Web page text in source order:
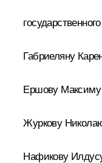
Габриеляну
Ершову Максиму
Журкову
Нафикову